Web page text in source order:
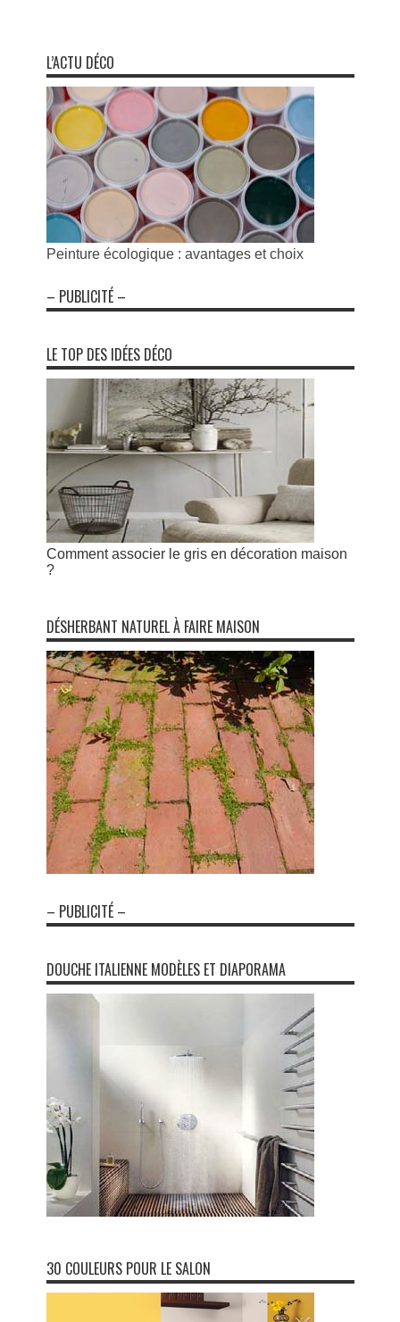
L’ACTU DÉCO
Peinture écologique : avantages et choix
– PUBLICITÉ –
LE TOP DES IDÉES DÉCO
Comment associer le gris en décoration maison
?
DÉSHERBANT NATUREL À FAIRE MAISON
– PUBLICITÉ –
DOUCHE ITALIENNE MODÈLES ET DIAPORAMA
30 COULEURS POUR LE SALON